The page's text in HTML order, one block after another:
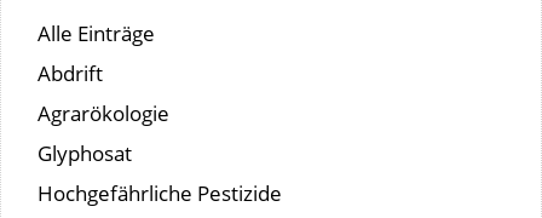
Alle Einträge
Abdrift
Agrarökologie
Glyphosat
Hochgefährliche Pestizide